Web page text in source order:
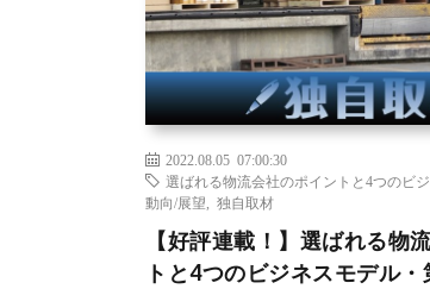
2022.08.05 07:00:30
選ばれる物流会社のポイントと4つのビ
動向/展望
独自取材
【好評連載！】選ばれる物
トと4つのビジネスモデル・